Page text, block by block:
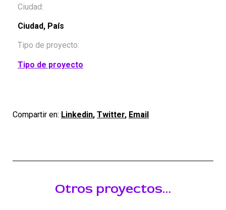
Ciudad:
Ciudad, País
Tipo de proyecto:
Tipo de proyecto
Compartir en: Linkedin, Twitter, Email
Otros proyectos…